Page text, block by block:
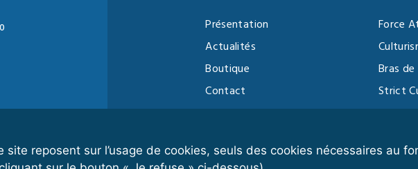
reposent sur l’usage de cookies, seuls des cookies nécessaires au
Présentation
Actualités
Boutique
Contact
Vidéothèque
Force
Bras
Strict